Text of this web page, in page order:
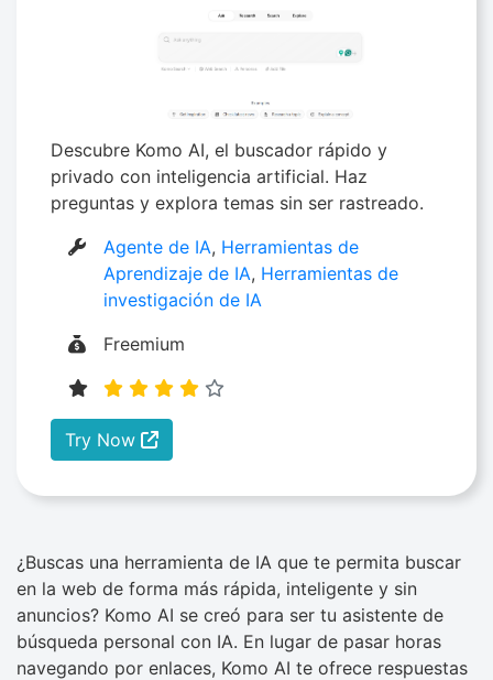
Descubre Komo AI, el buscador rápido y
privado con inteligencia artificial. Haz
preguntas y explora temas sin ser rastreado.
Agente de IA, Herramientas de
Aprendizaje de IA, Herramientas de
investigación de IA
Freemium
Try Now
¿Buscas una herramienta de IA que te permita buscar
en la web de forma más rápida, inteligente y sin
anuncios? Komo AI se creó para ser tu asistente de
búsqueda personal con IA. En lugar de pasar horas
navegando por enlaces, Komo AI te ofrece respuestas